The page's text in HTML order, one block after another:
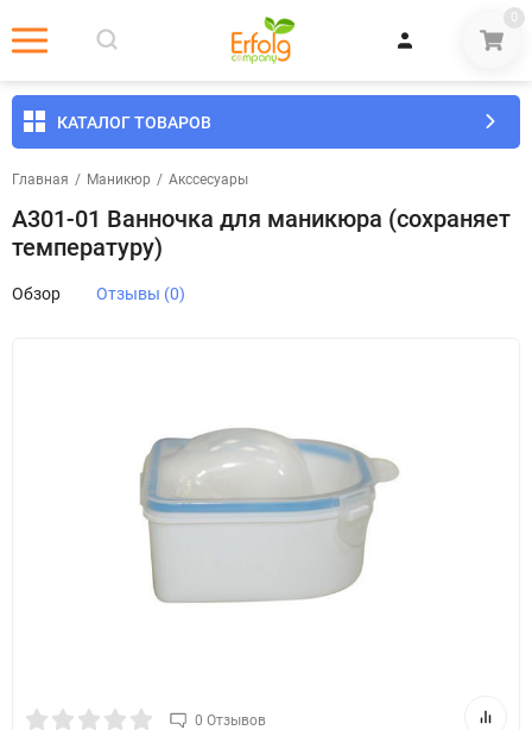
0
КАТАЛОГ ТОВАРОВ
Главная / Маникюр / Акссесуары
А301-01 Ванночка для маникюра (сохраняет
температуру)
Обзор Отзывы (0)
0 Отзывов